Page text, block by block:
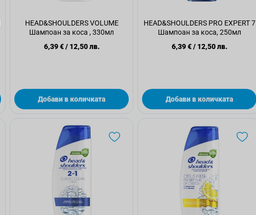
HEAD&SHOULDERS VOLUME
Шампоан за коса , 330мл
6,39 €/ 12,50 лв.
Добави в количката
HEAD&SHOULDERS PRO EXPERT 7
Шампоан за коса, 250мл
6,39 €/ 12,50 лв.
Добави в количката